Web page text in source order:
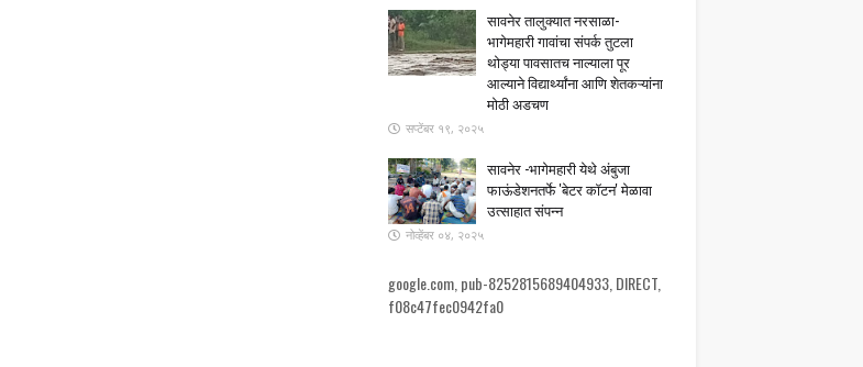
सावनेर तालुक्यात नरसाळा-
भागेमहारी गावांचा संपर्क तुटला ​
थोड्या पावसातच नाल्याला पूर
आल्याने विद्यार्थ्यांना आणि शेतकऱ्यांना
मोठी अडचण
सप्टेंबर १९, २०२५
सावनेर -भागेमहारी येथे अंबुजा
फाऊंडेशनतर्फे 'बेटर कॉटन' मेळावा
उत्साहात संपन्न
नोव्हेंबर ०४, २०२५
google.com, pub-8252815689404933, DIRECT,
f08c47fec0942fa0